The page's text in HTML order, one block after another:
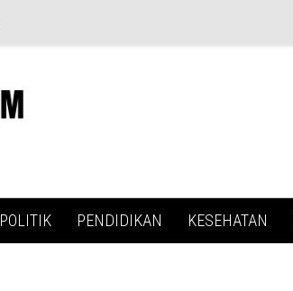
POLITIK PENDIDIKAN KESEHATAN